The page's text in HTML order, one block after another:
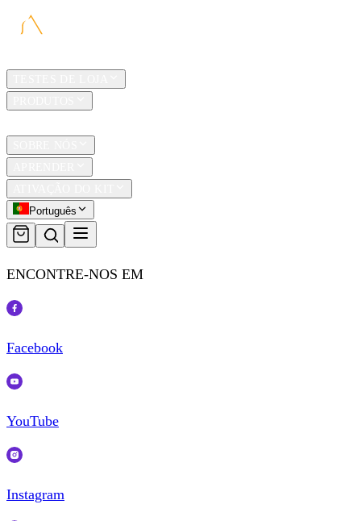
Português
ENCONTRE-NOS EM
Facebook
YouTube
Instagram